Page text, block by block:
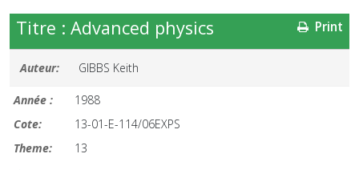
Print
Titre : Advanced physics
Auteur: GIBBS Keith
Année :
1988
Cote:
13-01-E-114/06EXPS
Theme:
13